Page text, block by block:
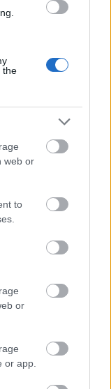
the
web or
to
or
or app.
μέσα στην
upgrade
ποσό που θα